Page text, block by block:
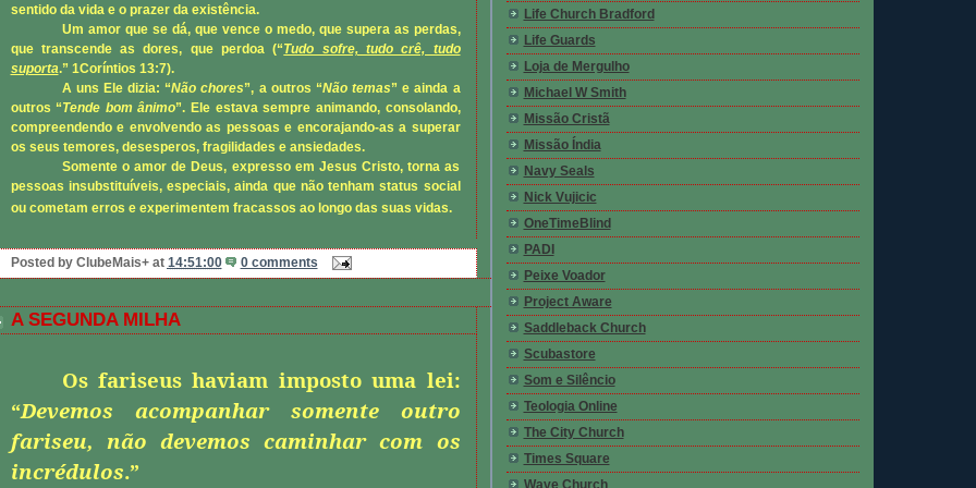
sentido da vida e o prazer da existência.
Um amor que se dá, que vence o medo, que supera as perdas,
que transcende as dores, que perdoa (“Tudo sofre, tudo crê, tudo
suporta.” 1Coríntios 13:7).
A uns Ele dizia: “Não chores”, a outros “Não temas” e ainda a
outros “Tende bom ânimo”. Ele estava sempre animando, consolando,
compreendendo e envolvendo as pessoas e encorajando-as a superar
os seus temores, desesperos, fragilidades e ansiedades.
Somente o amor de Deus, expresso em Jesus Cristo, torna as
pessoas insubstituíveis, especiais, ainda que não tenham status social
ou cometam erros e experimentem fracassos ao longo das suas vidas.
Posted by ClubeMais+ at 14:51:00 0 comments
A SEGUNDA MILHA
Os fariseus haviam imposto uma lei:
“Devemos acompanhar somente outro
fariseu, não devemos caminhar com os
incrédulos.”
Life Church Bradford
Life Guards
Loja de Mergulho
Michael W Smith
Missão Cristã
Missão Índia
Navy Seals
Nick Vujicic
OneTimeBlind
PADI
Peixe Voador
Project Aware
Saddleback Church
Scubastore
Som e Silêncio
Teologia Online
The City Church
Times Square